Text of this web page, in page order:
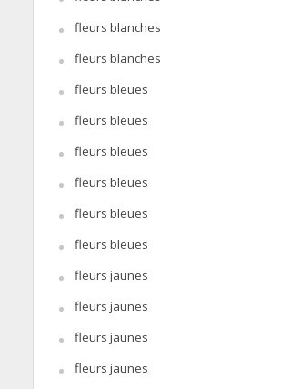
fleurs blanches
fleurs blanches
fleurs bleues
fleurs bleues
fleurs bleues
fleurs bleues
fleurs bleues
fleurs bleues
fleurs jaunes
fleurs jaunes
fleurs jaunes
fleurs jaunes